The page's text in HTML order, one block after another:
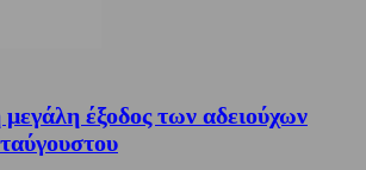
έξοδος των αδειούχων